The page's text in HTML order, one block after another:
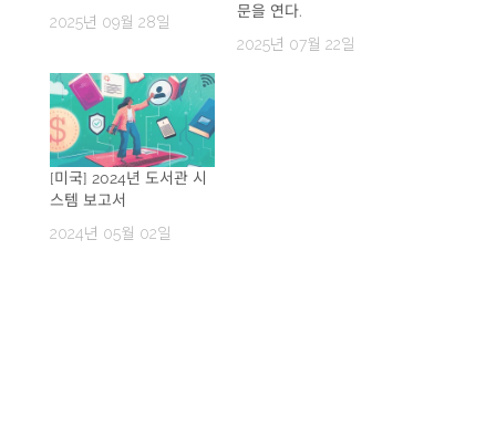
2025년 09월 28일
문을 연다.
2025년 07월 22일
[미국] 2024년 도서관 시
스템 보고서
2024년 05월 02일